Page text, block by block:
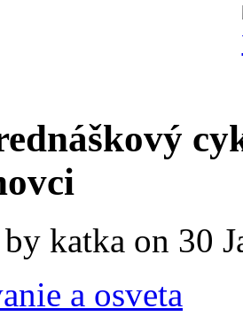
katka on 30
a osveta